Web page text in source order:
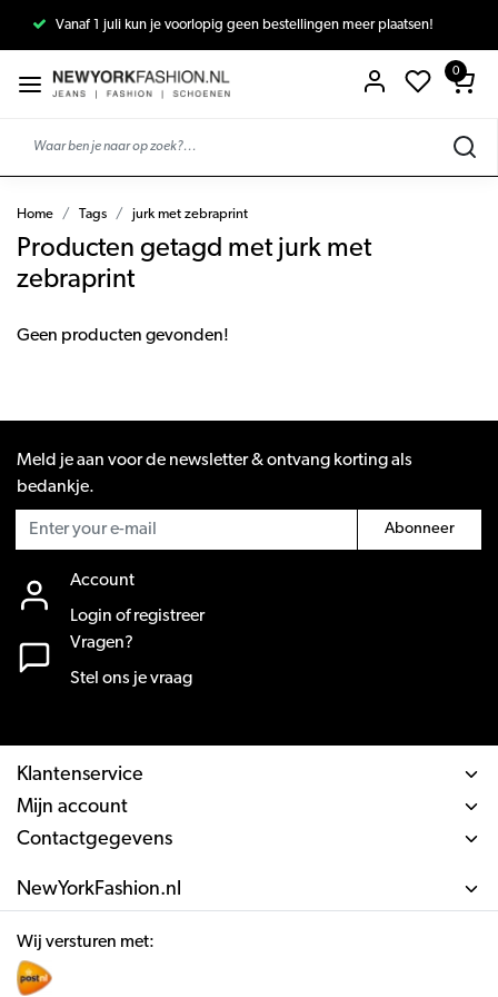
Vanaf 1 juli kun je voorlopig geen bestellingen meer plaatsen!
0
Home Tags jurk met zebraprint
Producten getagd met jurk met
zebraprint
Geen producten gevonden!
Meld je aan voor de newsletter & ontvang korting als
bedankje.
Abonneer
Account
Login of registreer
Vragen?
Stel ons je vraag
Klantenservice
Mijn account
Contactgegevens
NewYorkFashion.nl
Wij versturen met: